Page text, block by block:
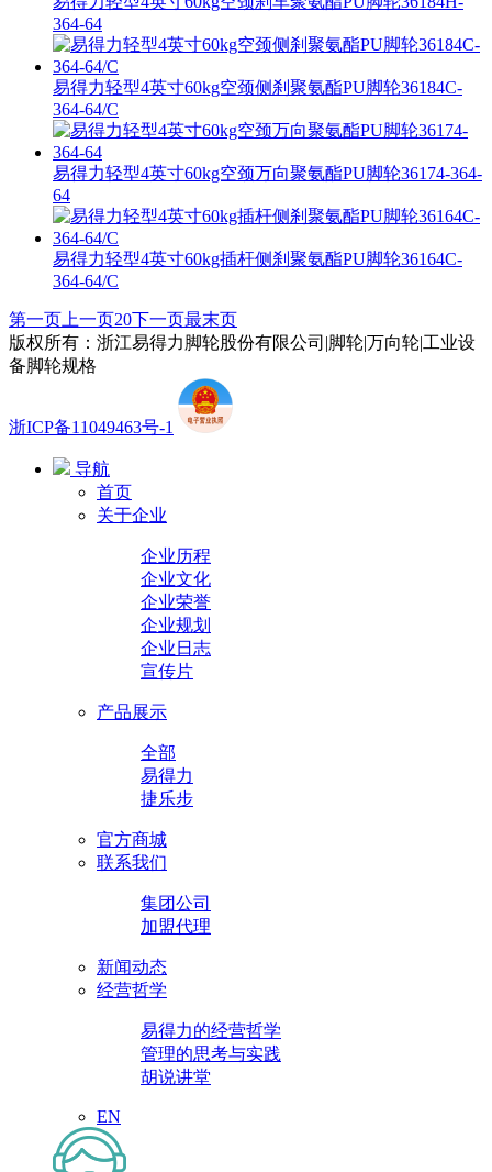
364-64
易得力轻型4英寸60kg空颈侧刹聚氨酯PU脚轮36184C-
364-64/C
易得力轻型4英寸60kg空颈万向聚氨酯PU脚轮36174-364-
64
易得力轻型4英寸60kg插杆侧刹聚氨酯PU脚轮36164C-
364-64/C
第一页 上一页20下一页最末页
版权所有：浙江易得力脚轮股份有限公司|脚轮|万向轮|工业设
备脚轮规格
浙ICP备11049463号-1
导航
首页
关于企业
企业历程
企业文化
企业荣誉
企业规划
企业日志
宣传片
产品展示
全部
易得力
捷乐步
官方商城
联系我们
集团公司
加盟代理
新闻动态
经营哲学
易得力的经营哲学
管理的思考与实践
胡说讲堂
EN